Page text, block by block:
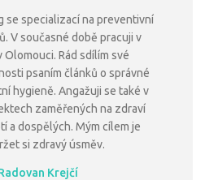
se specializací na preventivní
V současné době pracuji v
Olomouci. Rád sdílím své
psaním článků o správné
hygieně. Angažuji se také v
zaměřených na zdraví
a dospělých. Mým cílem je
si zdravý úsměv.
Krejčí